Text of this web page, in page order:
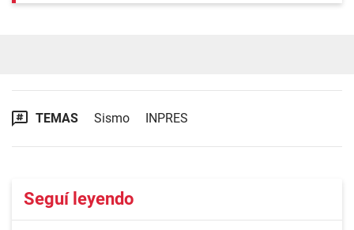
TEMAS Sismo INPRES
Seguí leyendo